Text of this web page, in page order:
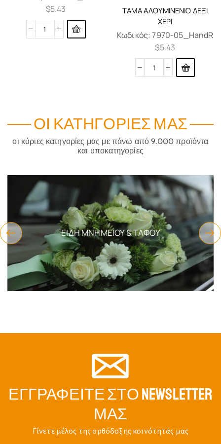
$5.43
ΤΆΜΑ ΑΛΟΥΜΙΝΈΝΙΟ ΔΕΞΊ
ΧΈΡΙ
Κωδικός:7970-05_HandR
$5.43
ΟΙ ΚΑΤΗΓΟΡΊΕΣ ΜΑΣ
οι κύριες κατηγορίες μας με πάνω από 9.000 προϊόντα
και υποκατηγορίες
ΕΊΔΗ ΜΝΗΜΕΊΟΥ & ΤΆΦΟΥ
ΕΓΓΡΑΦΕΊΤΕ ΣΤΟ NEWSLETTER
ΜΑΣ
Γίνετε μέλος της ορθόδοξης κοινότητάς μας